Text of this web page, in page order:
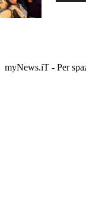
myNews.iT - Per